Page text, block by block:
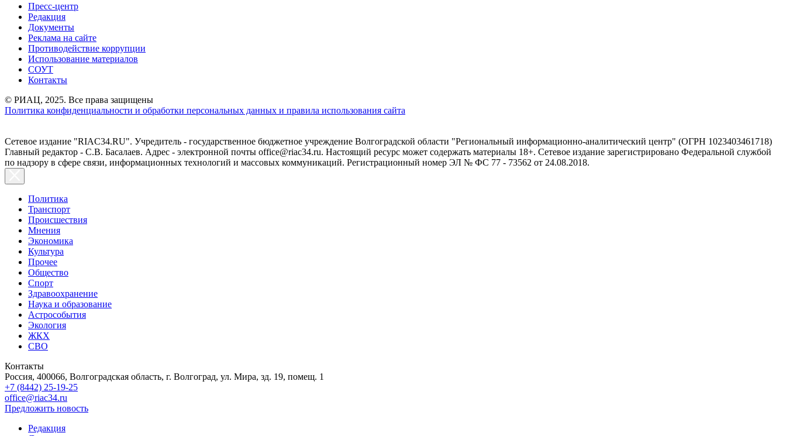
Пресс-центр
Редакция
Документы
Реклама на сайте
Противодействие коррупции
Использование материалов
СОУТ
Контакты
© РИАЦ, 2025. Все права защищены
Политика конфиденциальности и обработки персональных данных и правила использования сайта
Сетевое издание "RIAC34.RU". Учредитель - государственное бюджетное учреждение Волгоградской области "Региональный информационно-аналитический центр" (ОГРН 1023403461718)
Главный редактор - С.В. Басалаев. Адрес - электронной почты office@riac34.ru. Настоящий ресурс может содержать материалы 18+. Сетевое издание зарегистрировано Федеральной службой
по надзору в сфере связи, информационных технологий и массовых коммуникаций. Регистрационный номер ЭЛ № ФС 77 - 73562 от 24.08.2018.
Политика
Транспорт
Происшествия
Мнения
Экономика
Культура
Прочее
Общество
Спорт
Здравоохранение
Наука и образование
Астрособытия
Экология
ЖКХ
СВО
Контакты
Россия, 400066, Волгоградская область, г. Волгоград, ул. Мира, зд. 19, помещ. 1
+7 (8442) 25-19-25
office@riac34.ru
Предложить новость
Редакция